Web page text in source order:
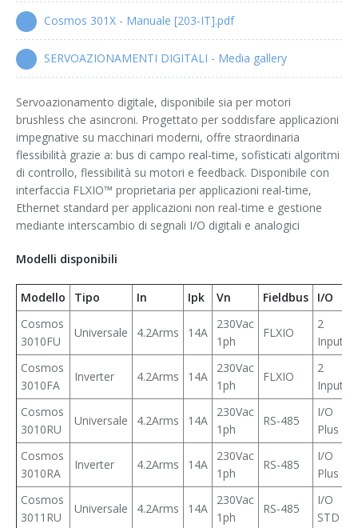
Moduli Accoppiatori
Moduli I/O IP65
Ethercap
Helcon - Heating Lamp Controller
Cosmos 301X - Manuale [203-IT].pdf
SERVOAZIONAMENTI DIGITALI - Media gallery
Servoazionamento digitale, disponibile sia per motori
brushless che asincroni. Progettato per soddisfare applicazioni
impegnative su macchinari moderni, offre straordinaria
flessibilità grazie a: bus di campo real-time, sofisticati algoritmi
di controllo, flessibilità su motori e feedback. Disponibile con
interfaccia FLXIO™ proprietaria per applicazioni real-time,
Ethernet standard per applicazioni non real-time e gestione
mediante interscambio di segnali I/O digitali e analogici
Modelli disponibili
Modello Tipo In Ipk Vn Fieldbus
I/O
Cosmos
3010FU
Universale 4.2Arms 14A
230Vac
1ph
FLXIO
2
Input
Cosmos
3010FA
Inverter 4.2Arms 14A
230Vac
1ph
FLXIO
2
Input
Cosmos
3010RU
Universale 4.2Arms 14A
230Vac
1ph
RS-485
I/O
Plus
Cosmos
3010RA
Inverter 4.2Arms 14A
230Vac
1ph
RS-485
I/O
Plus
Cosmos
3011RU
Universale 4.2Arms 14A
230Vac
1ph
RS-485
I/O
STD